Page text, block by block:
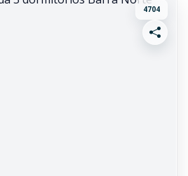
4704